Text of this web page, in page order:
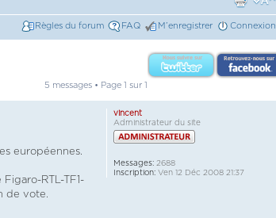
Règles du forum FAQ M’enregistrer Connexion
5 messages • Page 1 sur 1
européennes.
RTL-TF1-
de vote.
vincent
Administrateur du site
Messages: 2688
Inscription: Ven 12 Déc 2008 21:37